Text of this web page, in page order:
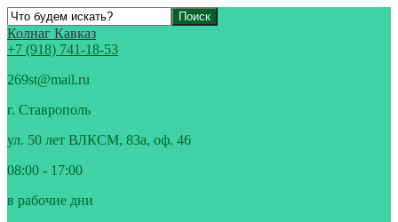
Колнаг Кавказ
+7 (918) 741-18-53
269st@mail.ru
г. Ставрополь
ул. 50 лет ВЛКСМ, 83а, оф. 46
08:00 - 17:00
в рабочие дни